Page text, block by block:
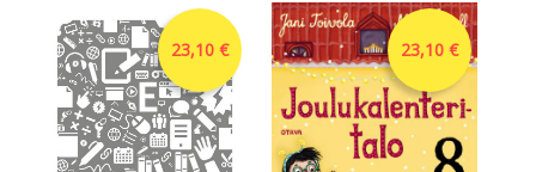
23,10 € 23,10 €